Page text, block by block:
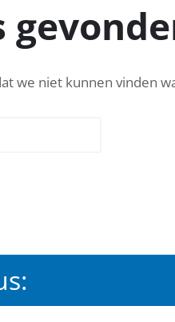
we niet kunnen vinden